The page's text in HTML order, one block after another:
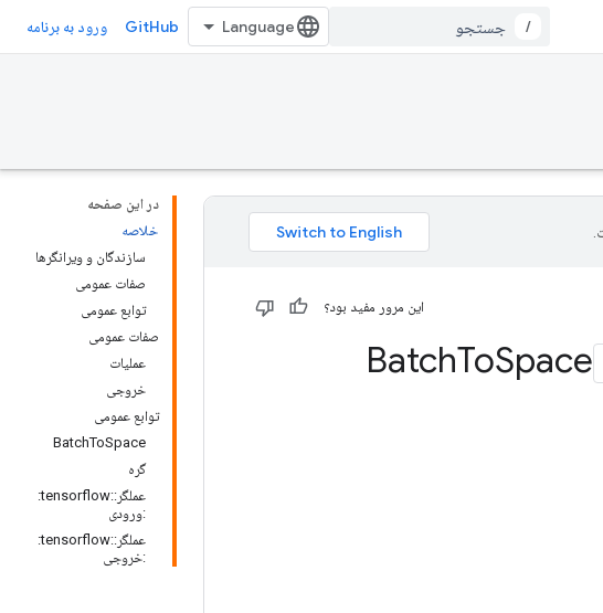
/
GitHub ورود به برنامه
در این صفحه
خلاصه
سازندگان و ویرانگرها
صفات عمومی
توابع عمومی
صفات عمومی
عملیات
خروجی
توابع عمومی
BatchToSpace
گره
عملگر::tensorflow:
:ورودی
عملگر::tensorflow:
:خروجی
این مرور مفید بود؟
ToSpace